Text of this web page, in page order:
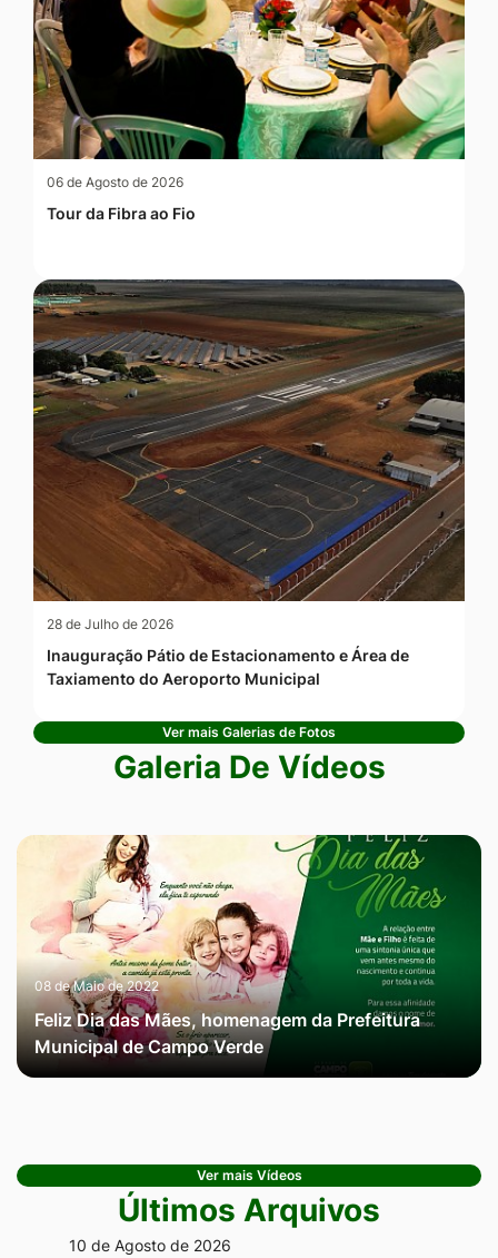
06 de Agosto de 2026
Tour da Fibra ao Fio
28 de Julho de 2026
Inauguração Pátio de Estacionamento e Área de
Taxiamento do Aeroporto Municipal
Ver mais Galerias de Fotos
Galeria De Vídeos
08 de Maio de 2022
Feliz Dia das Mães, homenagem da Prefeitura
Municipal de Campo Verde
Ver mais Vídeos
Últimos Arquivos
10 de Agosto de 2026